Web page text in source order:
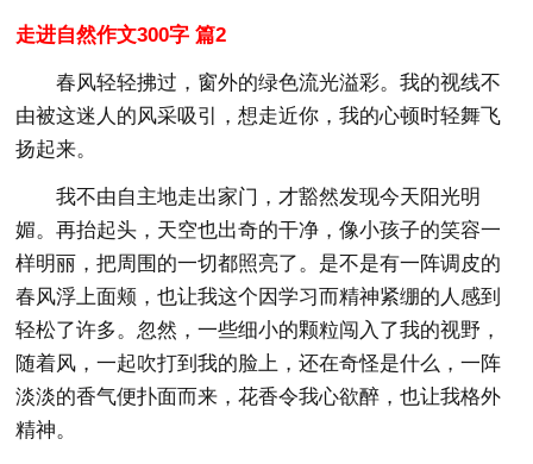
走进自然作文300字 篇2
春风轻轻拂过，窗外的绿色流光溢彩。我的视线不
由被这迷人的风采吸引，想走近你，我的心顿时轻舞飞
扬起来。
我不由自主地走出家门，才豁然发现今天阳光明
媚。再抬起头，天空也出奇的干净，像小孩子的笑容一
样明丽，把周围的一切都照亮了。是不是有一阵调皮的
春风浮上面颊，也让我这个因学习而精神紧绷的人感到
轻松了许多。忽然，一些细小的颗粒闯入了我的视野，
随着风，一起吹打到我的脸上，还在奇怪是什么，一阵
淡淡的香气便扑面而来，花香令我心欲醉，也让我格外
精神。